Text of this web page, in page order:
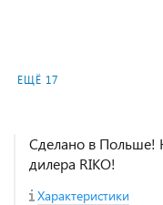
ЕЩЁ 17
Сделано в Польше!
дилера RIKO!
Характеристики